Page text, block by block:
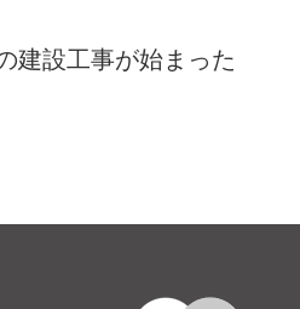
建設工事が始まった